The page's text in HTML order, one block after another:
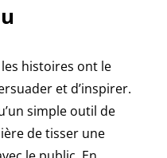
histoires ont le
et d’inspirer.
simple outil de
de tisser une